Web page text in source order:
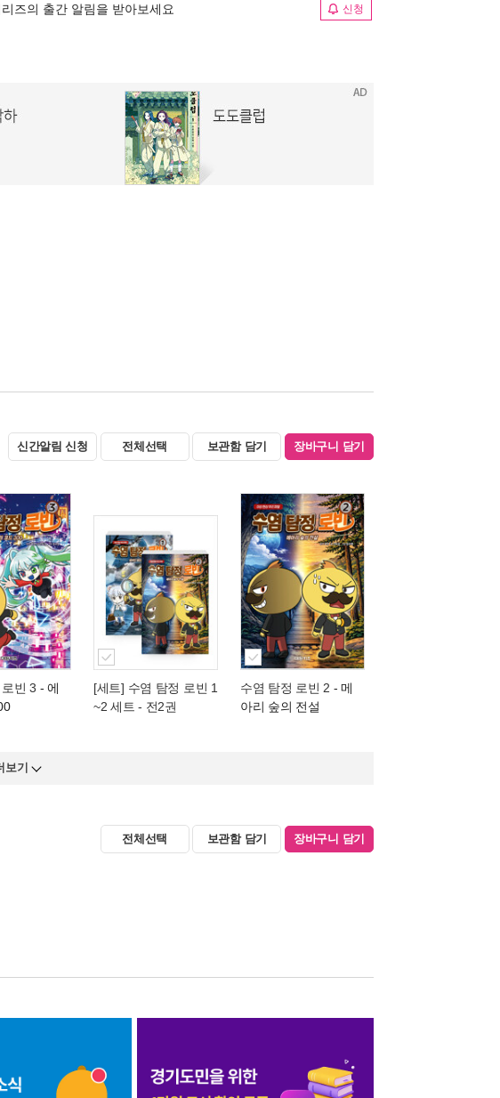
즈의 출간 알림을 받아보세요 신청
신간알림 신청 전체선택 보관함 담기 장바구니 담기
빈 3 - 에
[세트] 수염 탐정 로빈 1
~2 세트 - 전2권
수염 탐정 로빈 2 - 메
아리 숲의 전설
보기
전체선택 보관함 담기 장바구니 담기